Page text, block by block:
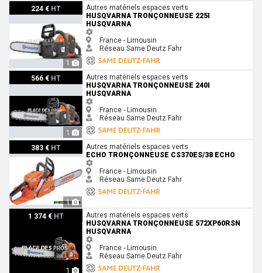
224 € HT
1
Husqvarna Tronçonneuse 225i Husqvarna
Autres matériels espaces verts
HUSQVARNA TRONÇONNEUSE 225I
HUSQVARNA
France - Limousin
Réseau Same Deutz Fahr
566 € HT
1
Husqvarna Tronçonneuse 240i Husqvarna
Autres matériels espaces verts
HUSQVARNA TRONÇONNEUSE 240I
HUSQVARNA
France - Limousin
Réseau Same Deutz Fahr
383 € HT
1
Echo Tronçonneuse CS370ES/38 EchoAutres matériels espaces verts
ECHO TRONÇONNEUSE CS370ES/38 ECHO
France - Limousin
Réseau Same Deutz Fahr
1 374 € HT
1
Husqvarna Tronçonneuse 572XP60RSN Husqvarna
Autres matériels espaces verts
HUSQVARNA TRONÇONNEUSE 572XP60RSN
HUSQVARNA
France - Limousin
Réseau Same Deutz Fahr